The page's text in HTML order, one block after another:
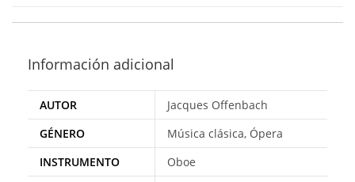
Información adicional
AUTOR
Jacques Offenbach
GÉNERO
Música clásica, Ópera
INSTRUMENTO
Oboe